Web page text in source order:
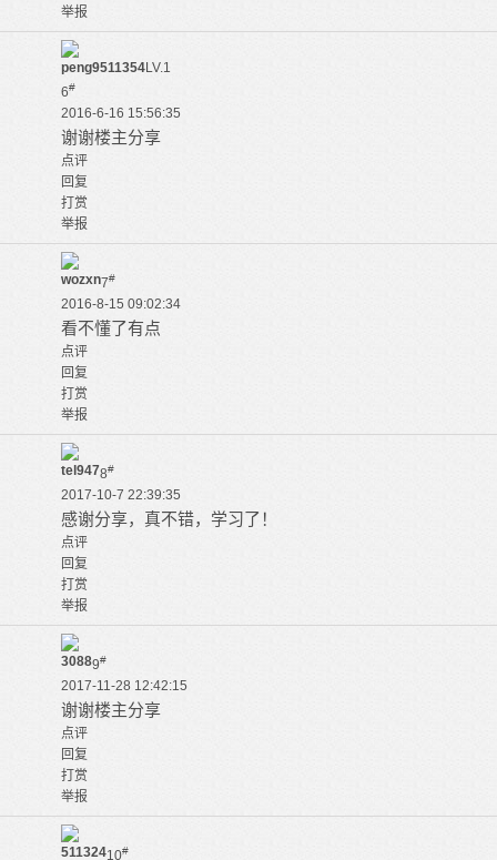
举报
peng9511354LV.1
6#
2016-6-16 15:56:35
谢谢楼主分享
点评
回复
打赏
举报
wozxn7#
2016-8-15 09:02:34
看不懂了有点
点评
回复
打赏
举报
tel9478#
2017-10-7 22:39:35
感谢分享，真不错，学习了！
点评
回复
打赏
举报
30889#
2017-11-28 12:42:15
谢谢楼主分享
点评
回复
打赏
举报
51132410#